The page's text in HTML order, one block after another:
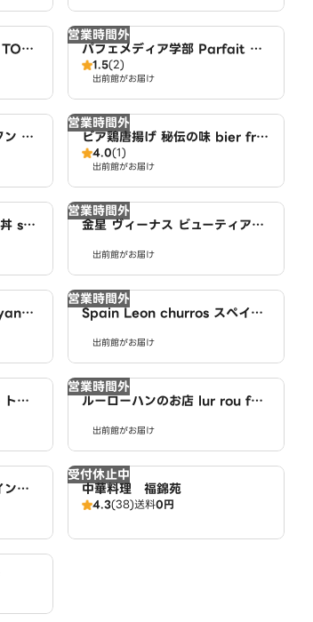
TOK
営業時間外
パフェメディア学部 Parfait Me
dia 南小岩店
1.5(2)
出前館がお届け
ン 南
営業時間外
ビア鶏唐揚げ 秘伝の味 bier frie
d chicken 南小岩店
4.0(1)
出前館がお届け
sta
営業時間外
金星 ヴィーナス ビューティアサ
uty Acai fruit‐bowl 南小岩
店
出前館がお届け
営業時間外
Spain Leon churros スペイン
出前館がお届け
ン
プ
営業時間外
ルーローハンのお店 lur rou fan
n 南小岩店
出前館がお届け
ン
受付休止中
中華料理 福錦苑
4.3(38)送料0円